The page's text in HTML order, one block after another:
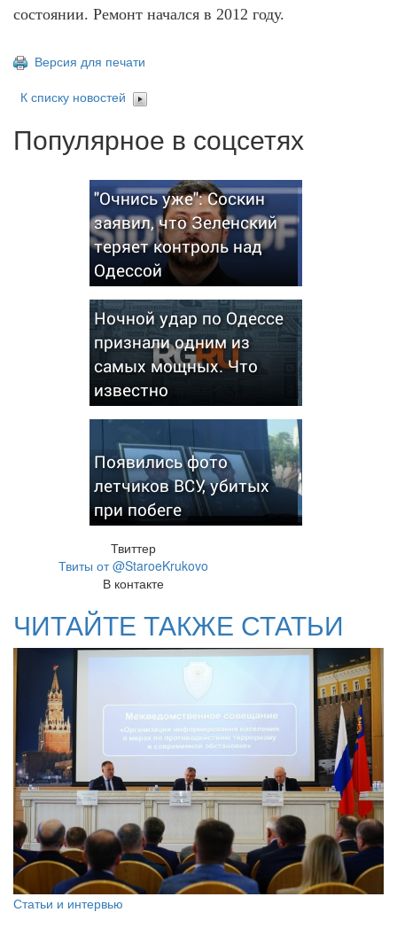
состоянии. Ремонт начался в 2012 году.
Версия для печати
К списку новостей
Популярное в соцсетях
"Очнись уже": Соскин
заявил, что Зеленский
теряет контроль над
Одессой
Ночной удар по Одессе
признали одним из
самых мощных. Что
известно
Появились фото
летчиков ВСУ, убитых
при побеге
Твиттер
Твиты от @StaroeKrukovo
В контакте
ЧИТАЙТЕ ТАКЖЕ СТАТЬИ
Статьи и интервью